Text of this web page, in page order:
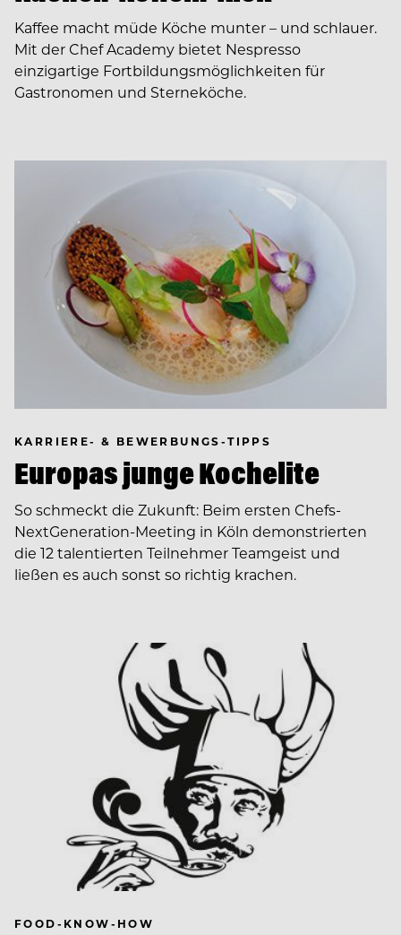
Kaffee macht müde Köche munter – und schlauer.
Mit der Chef Academy bietet Nespresso
einzigartige Fortbildungsmöglichkeiten für
Gastronomen und Sterneköche.
KARRIERE- & BEWERBUNGS-TIPPS
Europas junge Kochelite
So schmeckt die Zukunft: Beim ersten Chefs-
NextGeneration-Meeting in Köln demonstrierten
die 12 talentierten Teilnehmer Teamgeist und
ließen es auch sonst so richtig krachen.
FOOD-KNOW-HOW